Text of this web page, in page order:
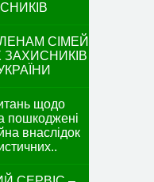
СІМЕЙ
щодо
пошкоджені
внаслідок